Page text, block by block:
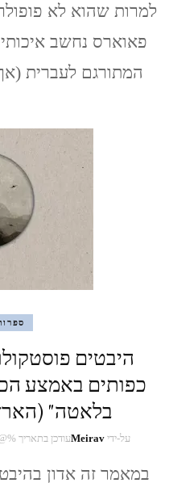
למרות שהוא לא
פאוארס נחשב
המתורגם לעברית (אך ה 13 בשפת
היבטים
כפותים באמצע
בלאטה"
על-ידי Meiravעודכן בתאריך
במאמר זה אדון